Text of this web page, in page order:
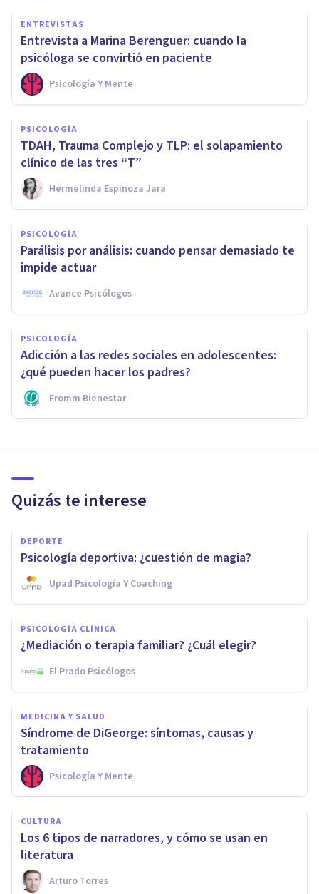
ENTREVISTAS
Entrevista a Marina Berenguer: cuando la
psicóloga se convirtió en paciente
Psicología Y Mente
PSICOLOGÍA
TDAH, Trauma Complejo y TLP: el solapamiento
clínico de las tres “T”
Hermelinda Espinoza Jara
PSICOLOGÍA
Parálisis por análisis: cuando pensar demasiado te
impide actuar
Avance Psicólogos
PSICOLOGÍA
Adicción a las redes sociales en adolescentes:
¿qué pueden hacer los padres?
Fromm Bienestar
Quizás te interese
DEPORTE
Psicología deportiva: ¿cuestión de magia?
Upad Psicología Y Coaching
PSICOLOGÍA CLÍNICA
¿Mediación o terapia familiar? ¿Cuál elegir?
El Prado Psicólogos
MEDICINA Y SALUD
Síndrome de DiGeorge: síntomas, causas y
tratamiento
Psicología Y Mente
CULTURA
Los 6 tipos de narradores, y cómo se usan en
literatura
Arturo Torres